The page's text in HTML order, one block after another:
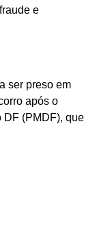
e
ser preso em
após o
DF (PMDF), que